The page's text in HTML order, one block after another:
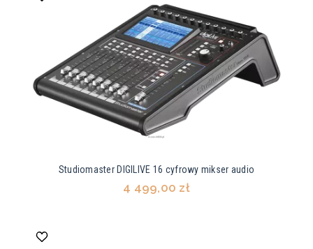
Studiomaster DIGILIVE 16 cyfrowy mikser audio
4 499,00 zł